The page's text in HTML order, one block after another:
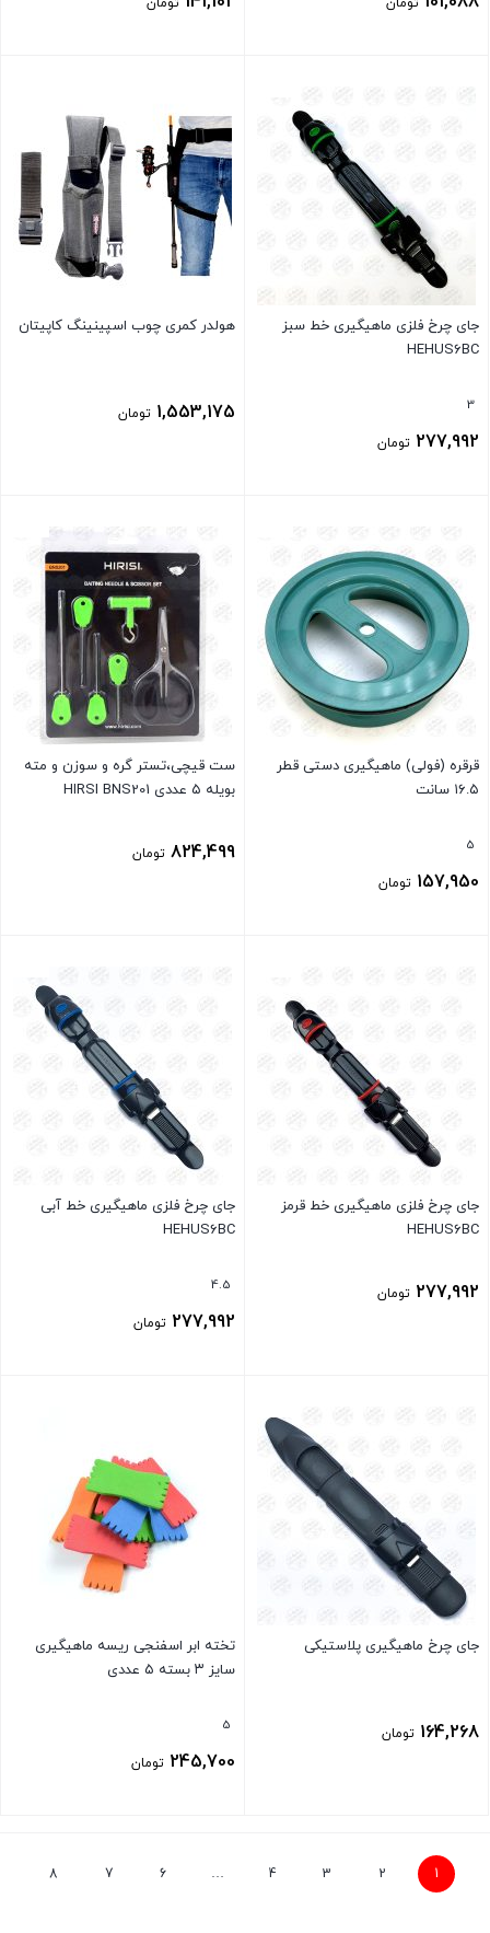
جای چرخ فلزی ماهیگیری خط سبز
HEHUS6BC
3
277,992 تومان
هولدر کمری چوب اسپینینگ کاپیتان
1,553,175 تومان
قرقره (فولی) ماهیگیری دستی قطر
۱۶.۵ سانت
5
157,950 تومان
ست قیچی،تستر گره و سوزن و مته
بویله ۵ عددی HIRSI BNS201
824,499 تومان
جای چرخ فلزی ماهیگیری خط قرمز
HEHUS6BC
277,992 تومان
جای چرخ فلزی ماهیگیری خط آبی
HEHUS6BC
4.5
277,992 تومان
جای چرخ ماهیگیری پلاستیکی
164,268 تومان
تخته ابر اسفنجی ریسه ماهیگیری
سایز ۳ بسته ۵ عددی
5
245,700 تومان
1
2
3
4
…
6
7
8